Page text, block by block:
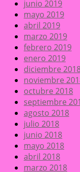
junio 2019
mayo 2019
abril 2019
marzo 2019
febrero 2019
enero 2019
diciembre
noviembre
octubre 2018
septiembre
agosto 2018
julio 2018
junio 2018
mayo 2018
abril 2018
marzo 2018